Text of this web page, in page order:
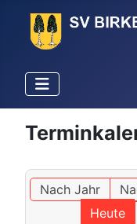
Nach Jahr
Heute